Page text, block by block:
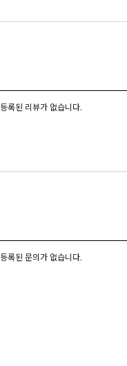
등록된 리뷰가 없습니다.
등록된 문의가 없습니다.